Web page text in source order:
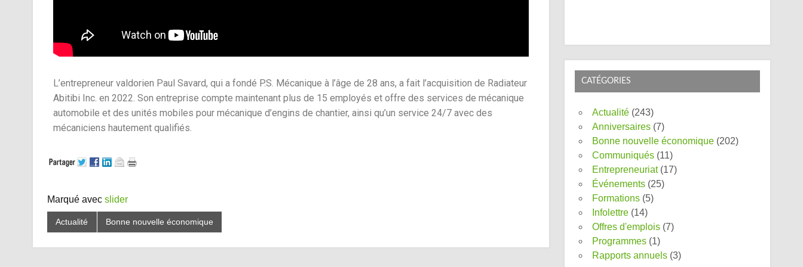
L’entrepreneur valdorien Paul Savard, qui a fondé P.S. Mécanique à l’âge de 28 ans, a fait l’acquisition de Radiateur
Abitibi Inc. en 2022. Son entreprise compte maintenant plus de 15 employés et offre des services de mécanique
automobile et des unités mobiles pour mécanique d’engins de chantier, ainsi qu’un service 24/7 avec des
mécaniciens hautement qualifiés.
Marqué avec slider
Actualité Bonne nouvelle économique
CATÉGORIES
Actualité (243)
Anniversaires (7)
Bonne nouvelle économique (202)
Communiqués (11)
Entrepreneuriat(17)
Événements (25)
Formations (5)
Infolettre (14)
Offres d'emplois (7)
Programmes (1)
Rapports annuels (3)